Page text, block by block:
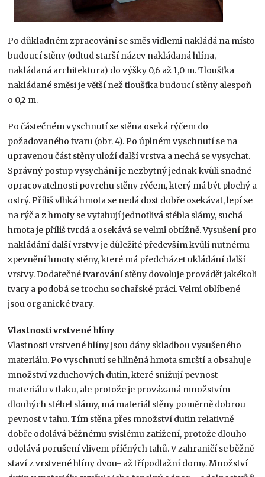
Po důkladném zpracování se směs vidlemi nakládá na místo
budoucí stěny (odtud starší název nakládaná hlína,
nakládaná architektura) do výšky 0,6 až 1,0 m. Tloušťka
nakládané směsi je větší než tloušťka budoucí stěny alespoň
o 0,2 m.
Po částečném vyschnutí se stěna oseká rýčem do
požadovaného tvaru (obr. 4). Po úplném vyschnutí se na
upravenou část stěny uloží další vrstva a nechá se vysychat.
Správný postup vysychání je nezbytný jednak kvůli snadné
opracovatelnosti povrchu stěny rýčem, který má být plochý a
ostrý. Příliš vlhká hmota se nedá dost dobře osekávat, lepí se
na rýč a z hmoty se vytahují jednotlivá stébla slámy, suchá
hmota je příliš tvrdá a osekává se velmi obtížně. Vysušení pro
nakládání další vrstvy je důležité především kvůli nutnému
zpevnění hmoty stěny, které má předcházet ukládání další
vrstvy. Dodatečné tvarování stěny dovoluje provádět jakékoli
tvary a podobá se trochu sochařské práci. Velmi oblíbené
jsou organické tvary.
Vlastnosti vrstvené hlíny
Vlastnosti vrstvené hlíny jsou dány skladbou vysušeného
materiálu. Po vyschnutí se hliněná hmota smrští a obsahuje
množství vzduchových dutin, které snižují pevnost
materiálu v tlaku, ale protože je provázaná množstvím
dlouhých stébel slámy, má materiál stěny poměrně dobrou
pevnost v tahu. Tím stěna přes množství dutin relativně
dobře odolává běžnému svislému zatížení, protože dlouho
odolává porušení vlivem příčných tahů. V zahraničí se běžně
staví z vrstvené hlíny dvou- až třípodlažní domy. Množství